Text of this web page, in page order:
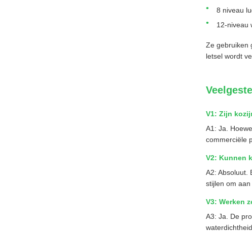
8 niveau
12-niveau
Ze gebruiken
letsel wordt
V1: Zijn
A1: Ja.
commerciële
V2: Kunnen
A2: Absoluut.
stijlen om
V3: Werken
A3: Ja. De